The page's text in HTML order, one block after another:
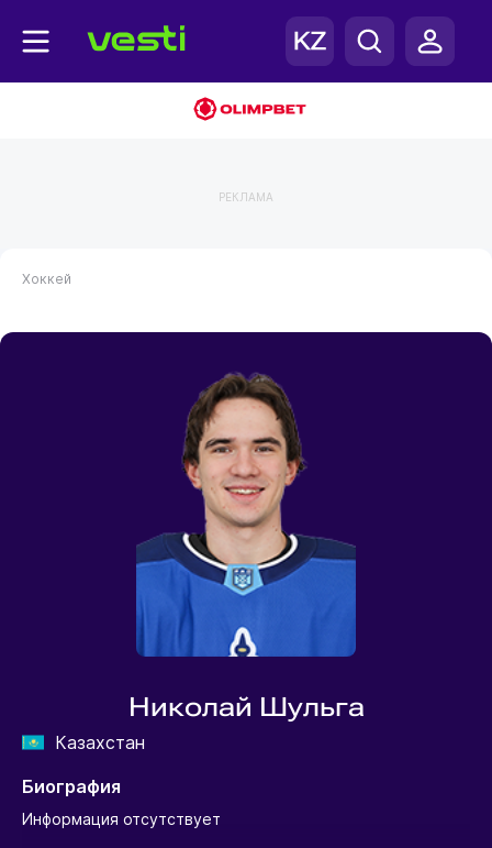
РЕКЛАМА
Хоккей
Николай Шульга
Казахстан
Биография
Информация отсутствует